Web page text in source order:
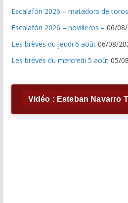
Escalafón 2026 – matadors de
Escalafón 2026 – novilleros – 06/
Les brèves du jeudi 6 août 06/08/
Les brèves du mercredi 5 août 05/
Vidéo : Esteban Navarro